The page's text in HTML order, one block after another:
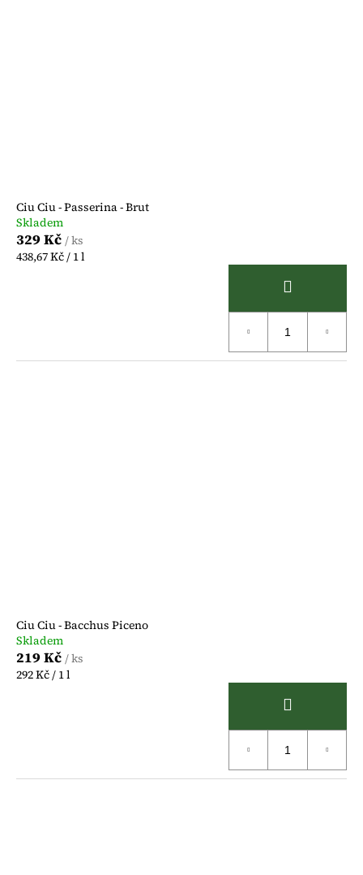
Ciu Ciu - Passerina - Brut
Skladem
329 Kč / ks
Měrná
438,67 Kč / 1 l
Ciu Ciu - Bacchus Piceno
Skladem
219 Kč / ks
Měrná
292 Kč / 1 l